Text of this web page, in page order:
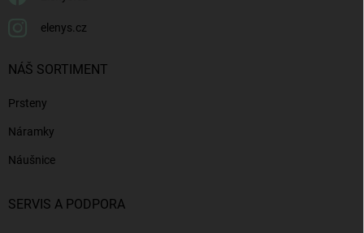
elenys.cz
NÁŠ SORTIMENT
Prsteny
Náramky
Náušnice
SERVIS A PODPORA